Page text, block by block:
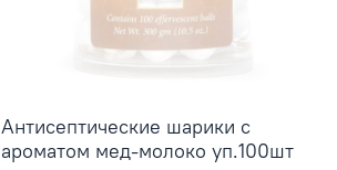
Антисептические шарики с
ароматом мед-молоко уп.100шт